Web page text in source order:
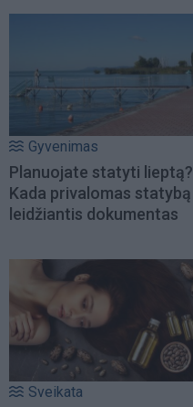
Gyvenimas
Planuojate statyti lieptą?
Kada privalomas statybą
leidžiantis dokumentas
Sveikata